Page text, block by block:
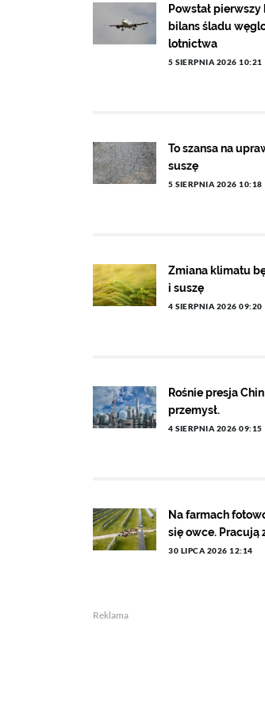
Powstał
bilans śladu
lotnictwa
5 SIERPNIA 2026 10:21
To szansa na
suszę
5 SIERPNIA 2026 10:18
Zmiana klimatu
i suszę
4 SIERPNIA 2026 09:20
Rośnie presja
przemysł.
4 SIERPNIA 2026 09:15
Na farmach
się owce. Pracują
30 LIPCA 2026 12:14
Reklama